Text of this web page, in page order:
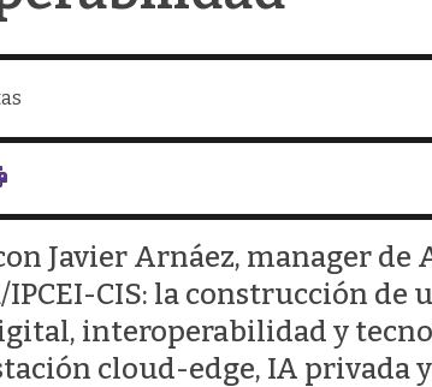
Javier Arnáez, manager de
CIS: la construcción de
interoperabilidad y
cloud-edge, IA privada